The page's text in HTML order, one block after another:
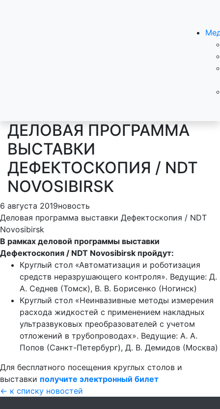
ДЕЛОВАЯ ПРОГРАММА
ВЫСТАВКИ
ДЕФЕКТОСКОПИЯ / NDT
NOVOSIBIRSK
6 августа 2019новость
Деловая программа выставки Дефектоскопия / NDT
Novosibirsk
В рамках деловой программы выставки
Дефектоскопия / NDT Novosibirsk пройдут:
Круглый стол «Автоматизация и роботизация
средств неразрушающего контроля». Ведущие: Д.
А. Седнев (Томск), В. В. Борисенко (Ногинск)
Круглый стол «Неинвазивные методы измерения
расхода жидкостей с применением накладных
ультразвуковых преобразователей с учетом
отложений в трубопроводах». Ведущие: А. А.
Попов (Санкт-Петербург), Д. В. Демидов (Москва)
Для бесплатного посещения круглых столов и
выставки получите электронный билет
← к списку новостей